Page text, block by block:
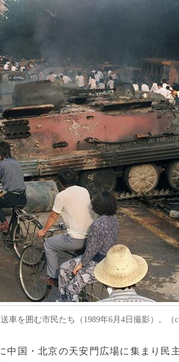
車を囲む市民たち（1989年6月4日撮影）。（
中国・北京の天安門広場に集まり民